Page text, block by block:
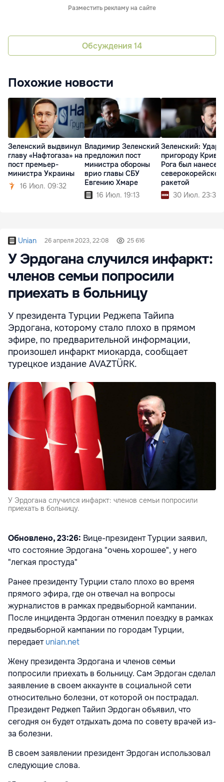
Разместить рекламу на сайте
Обсуждения 14
Похожие новости
Зеленский выдвинул
главу «Нафтогаза» на
пост премьер-
министра Украины
16 Июл. 09:32
Владимир Зеленский
предложил пост
министра обороны
врио главы СБУ
Евгению Хмаре
16 Июл. 19:13
Зеленский: Удар
пригороду
Рога был нанесен
северокорейской
ракетой
30 Июл. 23:31
Unian 26 апреля 2023, 22:08 25 616
У Эрдогана случился инфаркт:
членов семьи попросили
приехать в больницу
У президента Турции Реджепа Тайипа
Эрдогана, которому стало плохо в прямом
эфире, по предварительной информации,
произошел инфаркт миокарда, сообщает
турецкое издание AVAZTÜRK.
У Эрдогана случился инфаркт: членов семьи попросили
приехать в больницу.
Обновлено, 23:26: Вице-президент Турции заявил,
что состояние Эрдогана "очень хорошее", у него
"легкая простуда"
Ранее президенту Турции стало плохо во время
прямого эфира, где он отвечал на вопросы
журналистов в рамках предвыборной кампании.
После инцидента Эрдоган отменил поездку в рамках
предвыборной кампании по городам Турции,
передаетunian.net
Жену президента Эрдогана и членов семьи
попросили приехать в больницу. Сам Эрдоган сделал
заявление в своем аккаунте в социальной сети
относительно болезни, от которой он пострадал.
Президент Реджеп Тайип Эрдоган объявил, что
сегодня он будет отдыхать дома по совету врачей из-
за болезни.
В своем заявлении президент Эрдоган использовал
следующие слова.